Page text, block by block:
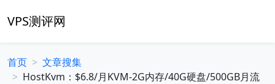
VPS测评网
首页
文章搜集
HostKvm：$6.8/月KVM-2G内存/40G硬盘/500GB月流